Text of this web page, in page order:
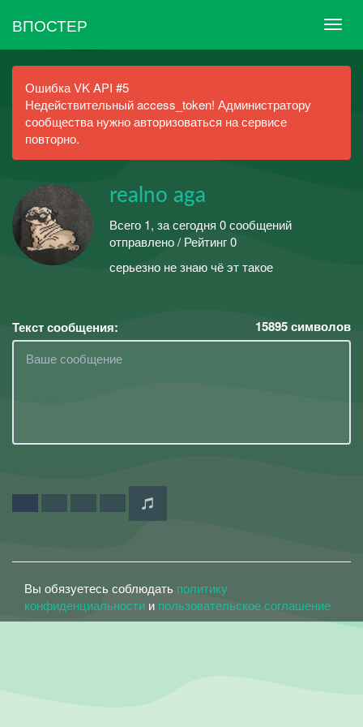
ВПОСТЕР
Ошибка VK API #5
Недействительный access_token! Администратору
сообщества нужно авторизоваться на сервисе
повторно.
realno aga
Всего 1, за сегодня 0 сообщений
отправлено / Рейтинг 0
серьезно не знаю чё эт такое
Текст сообщения: 15895символов
Вы обязуетесь соблюдать политику
конфиденциальности и пользовательское соглашение